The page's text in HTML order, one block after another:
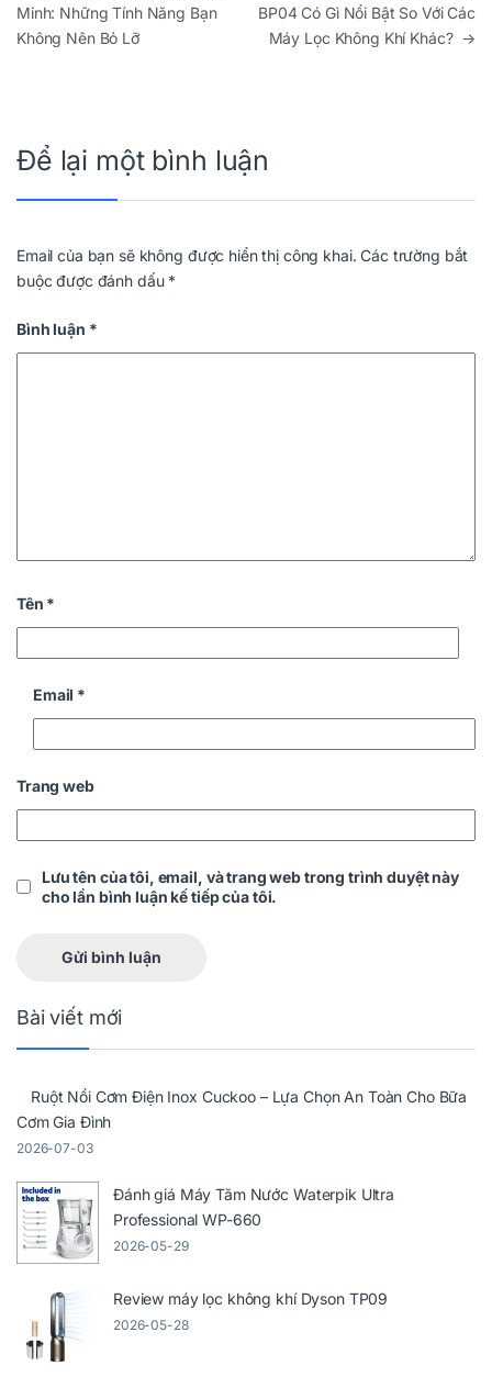
Minh: Những Tính Năng Bạn
Không Nên Bỏ Lỡ
BP04 Có Gì Nổi Bật So Với Các
Máy Lọc Không Khí Khác? →
Để lại một bình luận
Email của bạn sẽ không được hiển thị công khai. Các trường bắt
buộc được đánh dấu *
Bình luận *
Tên *
Email *
Trang web
Lưu tên của tôi, email, và trang web trong trình duyệt này
cho lần bình luận kế tiếp của tôi.
Bài viết mới
Ruột Nồi Cơm Điện Inox Cuckoo – Lựa Chọn An Toàn Cho Bữa
Cơm Gia Đình
2026-07-03
Đánh giá Máy Tăm Nước Waterpik Ultra
Professional WP-660
2026-05-29
Review máy lọc không khí Dyson TP09
2026-05-28